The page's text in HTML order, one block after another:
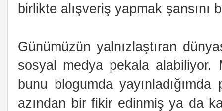
birlikte alışveriş yapmak şansını
Günümüzün yalnızlaştıran
sosyal medya pekala alabiliyor.
bunu blogumda
azından bir fikir edinmiş ya da